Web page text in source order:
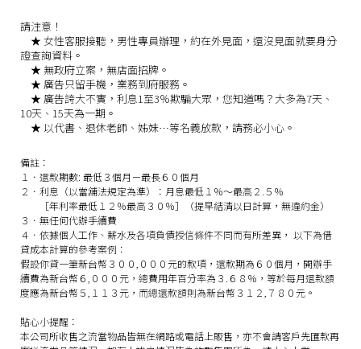
請注意！
★女性客服接聽，男性專員辦理，約在外見面，還沒見面就要身分
證查詢資料。
★無政府立案，無店面招牌。
★ 廣告只留手機，業務到府服務。
★ 廣告誇大不實，利息1至3％欺騙大眾，您知道嗎？大多為7天、
10天、15天為一期。
★以代書、退休老師、姊妹…等名義放款，請務必小心。
備註：
１．還款期數: 最低３個月－最長６０個月
２．利息（以當舖法規定為準）：月息最低１％～最高２.５％
［年利率最低１２％最高３０％］（提早結清以日計算，無違約金）
３．無任何代辦手續費
４．依據個人工作、薪水及各項負債授信條件不同而有所差異， 以下為借
貸成本計算的參考案例：
假設你貸一筆新台幣３００,０００元的款項，還款期為６０個月，開辦手
續費為新台幣６,０００元，總費用年百分率為３.６８％，等於每月還款額
度應為新台幣５,１１３元，而總還款額則為新台幣３１２,７８０元。
貼心小提醒：
本公司所收售之流當物品皆無在網路或電話上販售，亦不會請客戶先匯款再